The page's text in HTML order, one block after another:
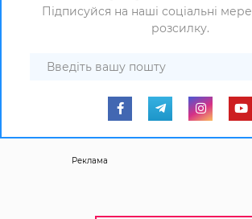
Підписуйся на наші соціальні
розсилку.
Реклама